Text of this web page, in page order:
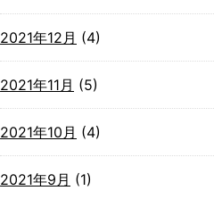
2021年12月 (4)
2021年11月 (5)
2021年10月 (4)
2021年9月 (1)